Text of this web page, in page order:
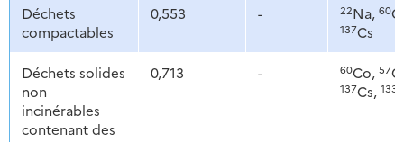
Déchets
compactables
0,553 - 22Na, 60
137Cs
Déchets solides
non
incinérables
contenant des
0,713 - 60Co, 57
137Cs, 133